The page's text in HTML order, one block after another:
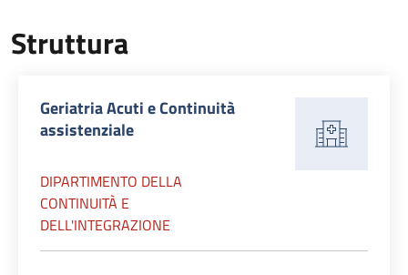
Struttura
Geriatria Acuti e Continuità
assistenziale
DIPARTIMENTO DELLA
CONTINUITÀ E
DELL'INTEGRAZIONE